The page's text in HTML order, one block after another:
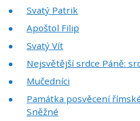
Svatý Patrik
Apoštol Filip
Svatý Vít
Nejsvětější srdce Páně:
Mučedníci
Památka posvěcení
Sněžné